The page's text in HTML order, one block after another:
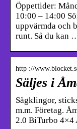
Öppettider:
10:00 – 14:00
uppvärmda och
runt. Så du kan
http ://
Säljes i
Sågklingor,
m.m. Företag.
2.0 BiTurbo 4×4